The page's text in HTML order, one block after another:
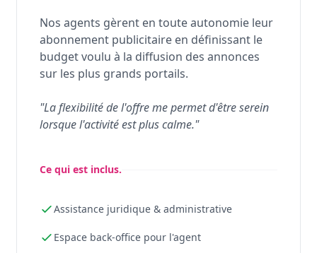
Nos agents gèrent en toute autonomie leur
abonnement publicitaire en définissant le
budget voulu à la diffusion des annonces
sur les plus grands portails.
"La flexibilité de l'offre me permet d'être serein
lorsque l'activité est plus calme."
Ce qui est inclus.
Assistance juridique & administrative
Espace back-office pour l'agent